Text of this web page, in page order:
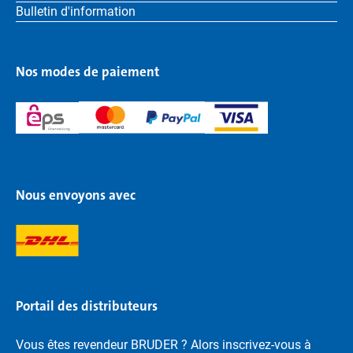
Bulletin d'information
Nos modes de paiement
Nous envoyons avec
Portail des distributeurs
Vous êtes revendeur BRUDER ? Alors inscrivez-vous à